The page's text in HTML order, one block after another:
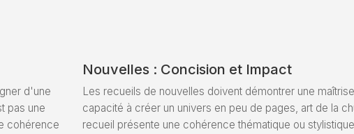
d'une
pas une
cohérence
Nouvelles : Concision et Impact
Les recueils de nouvelles doivent démontrer une
capacité à créer un univers en peu de pages, art de la
recueil présente une cohérence thématique ou